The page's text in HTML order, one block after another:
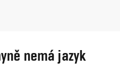
nemá jazyk